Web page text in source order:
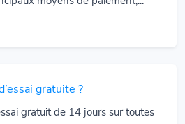
gratuite ?
gratuit de 14 jours sur toutes